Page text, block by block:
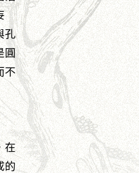
孔
圓
不
在
的